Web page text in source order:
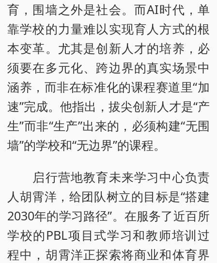
育，围墙之外是社会。而AI时代，单
靠学校的力量难以实现育人方式的根
本变革。尤其是创新人才的培养，必
须要在多元化、跨边界的真实场景中
涵养，而非在标准化的课程赛道里“加
速”完成。他指出，拔尖创新人才是“产
生”而非“生产”出来的，必须构建“无围
墙”的学校和“无边界”的课程。
启行营地教育未来学习中心负责
人胡霄洋，给团队树立的目标是“搭建
2030年的学习路径”。在服务了近百所
学校的PBL项目式学习和教师培训过
程中，胡霄洋正探索将商业和体育界